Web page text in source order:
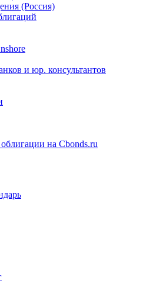
(Россия)
и юр. консультантов
на Cbonds.ru